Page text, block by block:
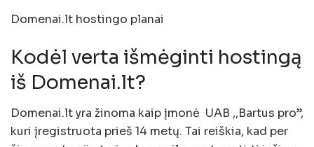
Domenai.lt hostingo planai
Kodėl verta išmėginti hostingą
iš Domenai.lt?
Domenai.lt yra žinoma kaip įmonė UAB ,,Bartus pro”,
kuri įregistruota prieš 14 metų. Tai reiškia, kad per